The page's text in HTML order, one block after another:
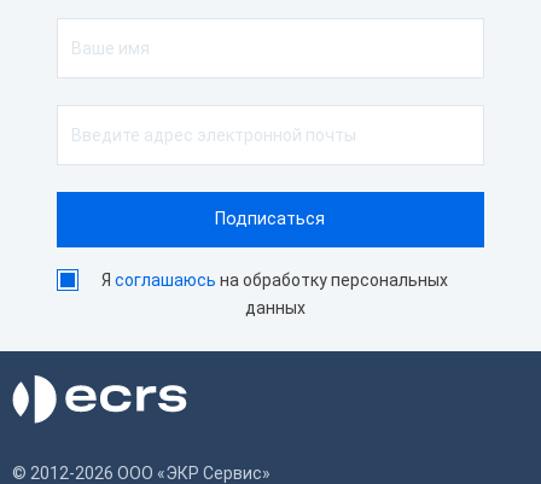
Ясоглашаюсь на обработку персональных
данных
© 2012-2026 ООО «ЭКР Сервис»